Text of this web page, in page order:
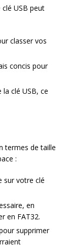
USB peut
classer vos
concis pour
clé USB, ce
termes de taille
:
sur votre clé
en
en FAT32.
supprimer